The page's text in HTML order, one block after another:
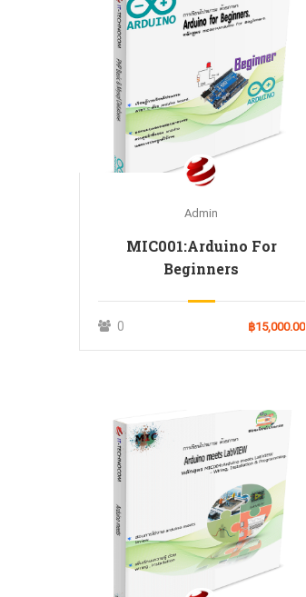
Admin
MIC001:Arduino For
Beginners
0 ฿15,000.00